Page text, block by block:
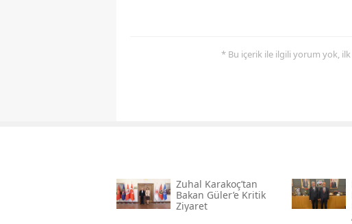
* Bu içerik ile ilgili yorum yok, ilk
Zuhal Karakoç’tan
Bakan Güler’e Kritik
Ziyaret